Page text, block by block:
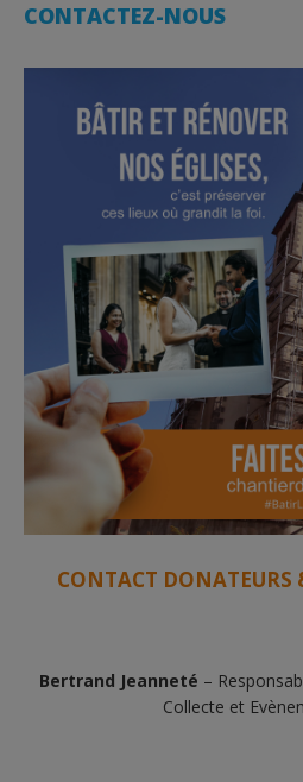
CONTACTEZ-NOUS
CONTACT DONATEURS
Bertrand Jeanneté –
Collecte et